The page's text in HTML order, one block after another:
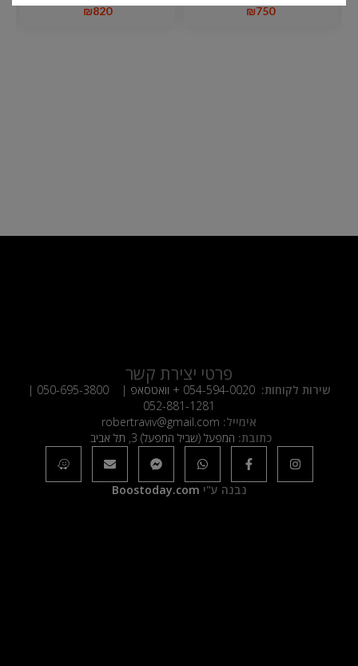
₪750
₪820
פרטי יצירת קשר
שירות לקוחות: 054-594-0020 + וואטסאפ | 050-695-3800
|
052-881-1281
אימייל: robertraviv@gmail.com
כתובת: המפעל (שביל המפעל) 3, תל אביב
נבנה ע"י Boostoday.com